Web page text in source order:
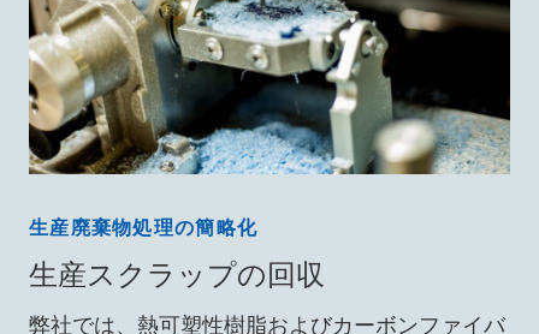
生産廃棄物処理の簡略化
生産スクラップの回収
弊社では、熱可塑性樹脂およびカーボンファイバ